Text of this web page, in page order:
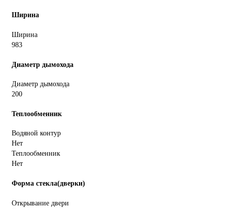
Ширина
Ширина
983
Диаметр дымохода
Диаметр дымохода
200
Теплообменник
Водяной контур
Нет
Теплообменник
Нет
Форма стекла(дверки)
Открывание двери